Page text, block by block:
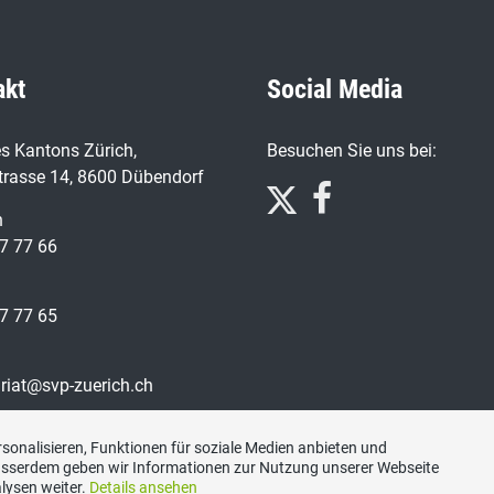
Kantons Zürich,
14, 8600 Dübendorf
77 66
77 65
zuerich.ch
Social Media
Besuchen Sie uns bei:
Funktionen für soziale Medien anbieten und
geben wir Informationen zur Nutzung unserer Webseite
weiter. Details ansehen